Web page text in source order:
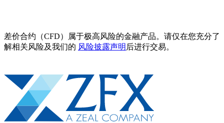
差价合约（CFD）属于极高风险的金融产品。请仅在您充分了
解相关风险及我们的 风险披露声明 后进行交易。